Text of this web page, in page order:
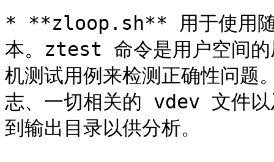
* **zloop.sh** 用于使用随
本。ztest 命令是用户空间的
机测试用例来检测正确性问
志、一切相关的 vdev 文件以
到输出目录以供分析。